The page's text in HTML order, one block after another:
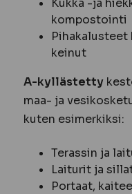
Kukka -ja
kompostointi
Pihakalusteet
keinut
A-kyllästetty
maa- ja
kuten esimerkiksi:
Terassin ja
Laiturit ja
Portaat,